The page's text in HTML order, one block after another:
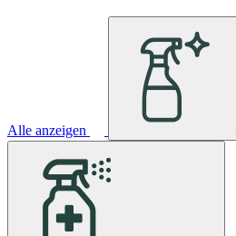
Alle anzeigen